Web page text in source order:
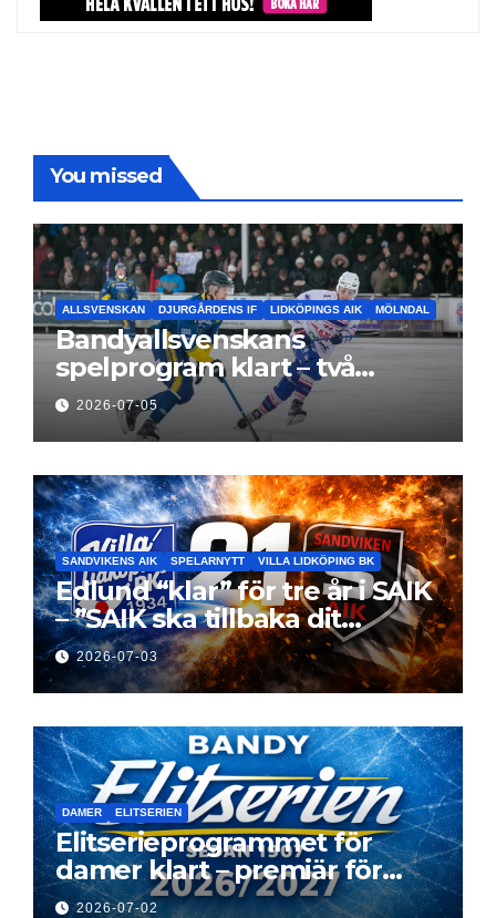
You missed
ALLSVENSKAN DJURGÅRDENS IF LIDKÖPINGS AIK MÖLNDAL
Bandyallsvenskans
spelprogram klart – två
föreningar jagar sin
elitseriesäsong
2026-07-05
SANDVIKENS AIK SPELARNYTT VILLA LIDKÖPING BK
Edlund “klar” för tre år i SAIK
– ”SAIK ska tillbaka dit
klubben hör hemma”
2026-07-03
DAMER ELITSERIEN
Elitserieprogrammet för
damer klart – premiär för
Next Level
2026-07-02